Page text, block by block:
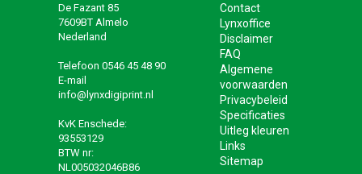
De Fazant 85
7609BT Almelo
Nederland
Telefoon 0546 45 48 90
E-mail
info@lynxdigiprint.nl
KvK Enschede:
93553129
BTW nr:
NL005032046B86
Contact
Lynxoffice
Disclaimer
FAQ
Algemene
voorwaarden
Privacybeleid
Specificaties
Uitleg kleuren
Links
Sitemap